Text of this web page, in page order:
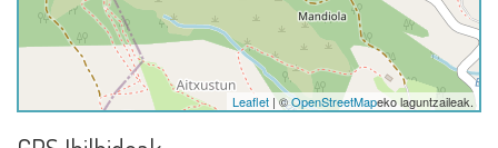
Leaflet | ©OpenStreetMapeko laguntzaileak.